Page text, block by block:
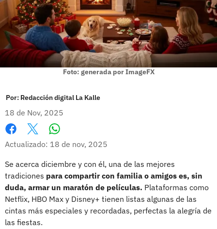
Foto: generada por ImageFX
Por: Redacción digital La Kalle
18 de Nov, 2025
Facebook
X
Actualizado: 18 de nov, 2025
Se acerca diciembre y con él, una de las mejores
tradiciones para compartir con familia o amigos es, sin
duda, armar un maratón de películas. Plataformas como
Netflix, HBO Max y Disney+ tienen listas algunas de las
cintas más especiales y recordadas, perfectas la alegría de
las fiestas.